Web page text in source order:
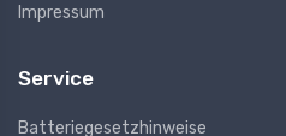
Impressum
Service
Batteriegesetzhinweise